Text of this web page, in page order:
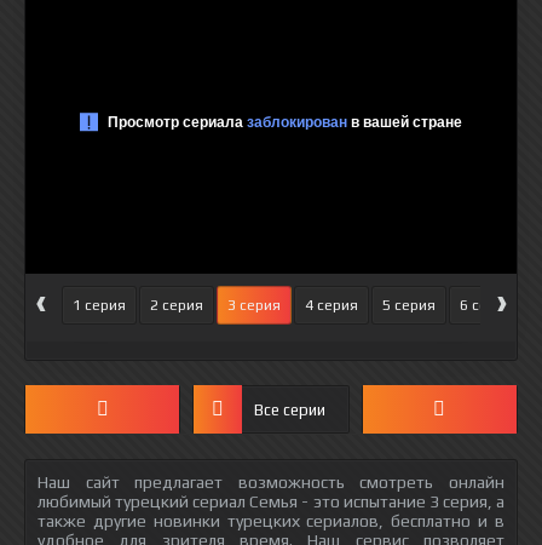
‹ 1 серия 2 серия 3 серия 4 серия 5 серия 6 серия
›
Все серии
Наш сайт предлагает возможность смотреть онлайн
любимый турецкий сериал Семья - это испытание 3 серия, а
также другие новинки турецких сериалов, бесплатно и в
удобное для зрителя время. Наш сервис позволяет